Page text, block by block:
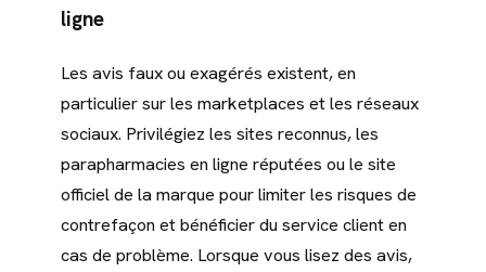
ligne
Les avis faux ou exagérés existent, en
particulier sur les marketplaces et les réseaux
sociaux. Privilégiez les sites reconnus, les
parapharmacies en ligne réputées ou le site
officiel de la marque pour limiter les risques de
contrefaçon et bénéficier du service client en
cas de problème. Lorsque vous lisez des avis,